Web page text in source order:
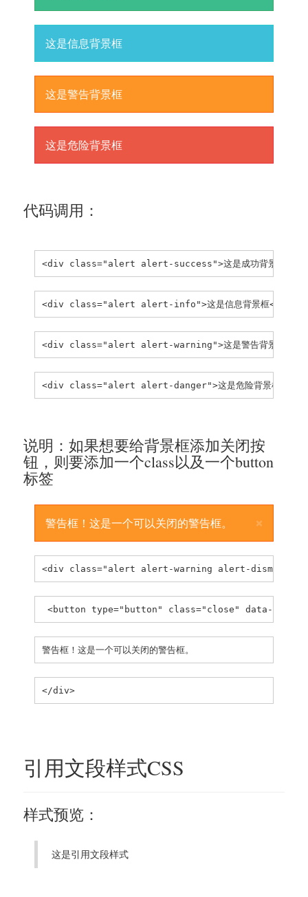
这是信息背景框
这是警告背景框
这是危险背景框
代码调用：
<div class="alert alert-success">这是成功背景框</
<div class="alert alert-info">这是信息背景框</div>
<div class="alert alert-warning">这是警告背景框</
<div class="alert alert-danger">这是危险背景框</
说明：如果想要给背景框添加关闭按
钮，则要添加一个class以及一个button
标签
×
警告框！这是一个可以关闭的警告框。
<div class="alert alert-warning alert-
<button type="button" class="close" data-
警告框！这是一个可以关闭的警告框。
</div>
引用文段样式CSS
样式预览：
这是引用文段样式